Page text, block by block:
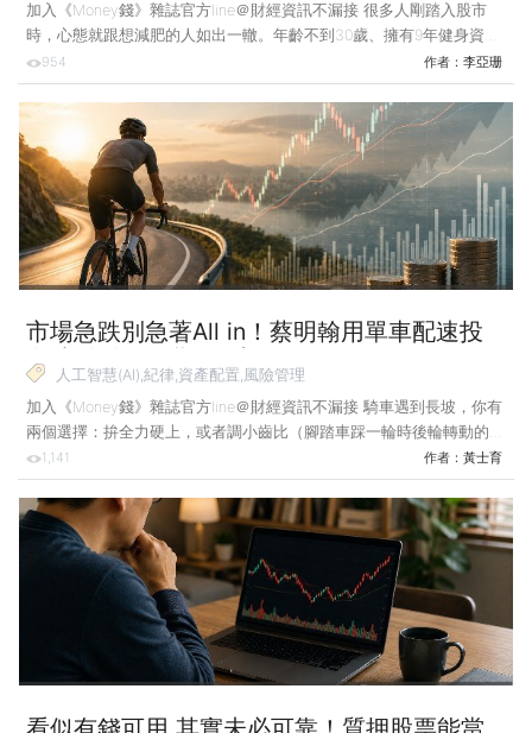
加入《Money錢》雜誌官方line＠財經資訊不漏接 很多人剛踏入股市
時，心態就跟想減肥的人如出一轍。年齡不到30歲、擁有9年健身資歷
的知名財經類社群「理財館長」創辦人Kevin以此說明：人性總是渴望
短期見效，在瘦身上，想靠抽脂或吃減肥藥；在投資上，則傾向追求明
牌、追短線獲利。 理財館長 Kevin小檔案 知名財經類社群「理財館
長」創辦人，擅長指數化投資與資產配置，提倡長期持有低成本且全球
分散的ETF，致力推廣穩健的理財觀念。 Kevin打趣地說，「抽脂雖然
能迅速變瘦，但如果不改變飲食和運動習慣，復胖只是早晚的事；就像
投資一樣，如果只
954 作者： 李亞珊
市場急跌別急著All in！蔡明翰用單車配速投
資法 資金分5批紀律加碼
人工智慧(AI),紀律,資產配置,風險管理
加入《Money錢》雜誌官方line＠財經資訊不漏接 騎車遇到長坡，你有
兩個選擇：拚全力硬上，或者調小齒比（腳踏車踩一輪時後輪轉動的圈
數）、保持節奏，把體力留到後段。財經專家蔡明翰無論在運動或股市
中，總是選擇後者。他長年保持跑步與騎單車的運動習慣，並逐漸發
現：跑步與騎車會遇到的核心問題，與投資幾乎如出一轍。體力（資
金）能否撐到最關鍵的時間點，才是真正的勝負所在。 蔡明翰 小檔
案 畢業於美國舊金山大學財務分析碩士，並擁有CFA（特許財務分析
師）執照。曾歷任國泰證期、元大證券及兆豐證券自營部，具備法人操
盤與大型券商實務經驗。 從跑步配速領
1,141 作者： 黃士育